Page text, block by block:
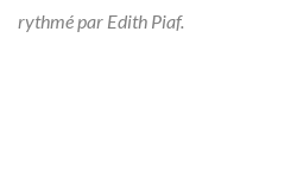
rythmé par Edith Piaf.